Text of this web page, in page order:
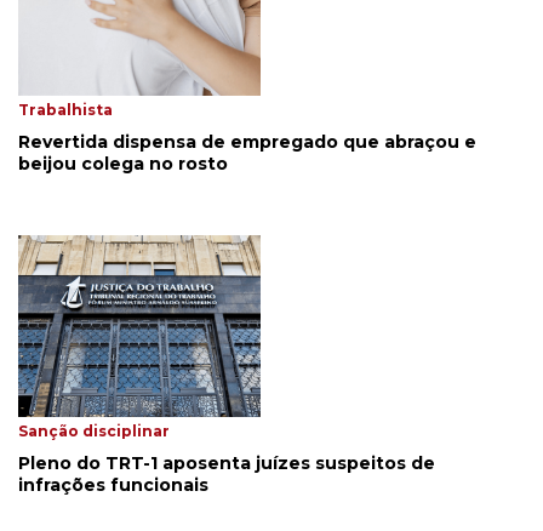
Trabalhista
Revertida dispensa de empregado que abraçou e
beijou colega no rosto
Sanção disciplinar
Pleno do TRT-1 aposenta juízes suspeitos de
infrações funcionais